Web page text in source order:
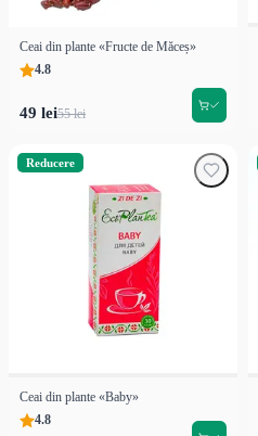
Ceai din plante «Fructe de Măceș»
4.8
49 lei55 lei
Reducere
Ceai din plante «Baby»
4.8